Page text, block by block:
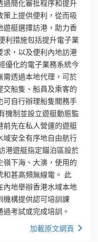
過簡化審批程序和提升
上提供便利，從而吸
遊艇選擇訪港，助力香
利措施包括提升電子業
求，以及便利內地訪港
優化的電子業務系統今
需透過本地代理，可於
船隻、船員及乘客的
可自行辦理船隻關務手
機制並設立遊艇動態監
前先在私人營運的遊艇
域安全有序地自由航行
港遊艇指定錨泊區設於
下海、大澳，使用的
和甚高頻無線電。 此
內地舉辦香港水域本地
機構提供認可培訓課
考試或完成培訓。
加載原文網頁